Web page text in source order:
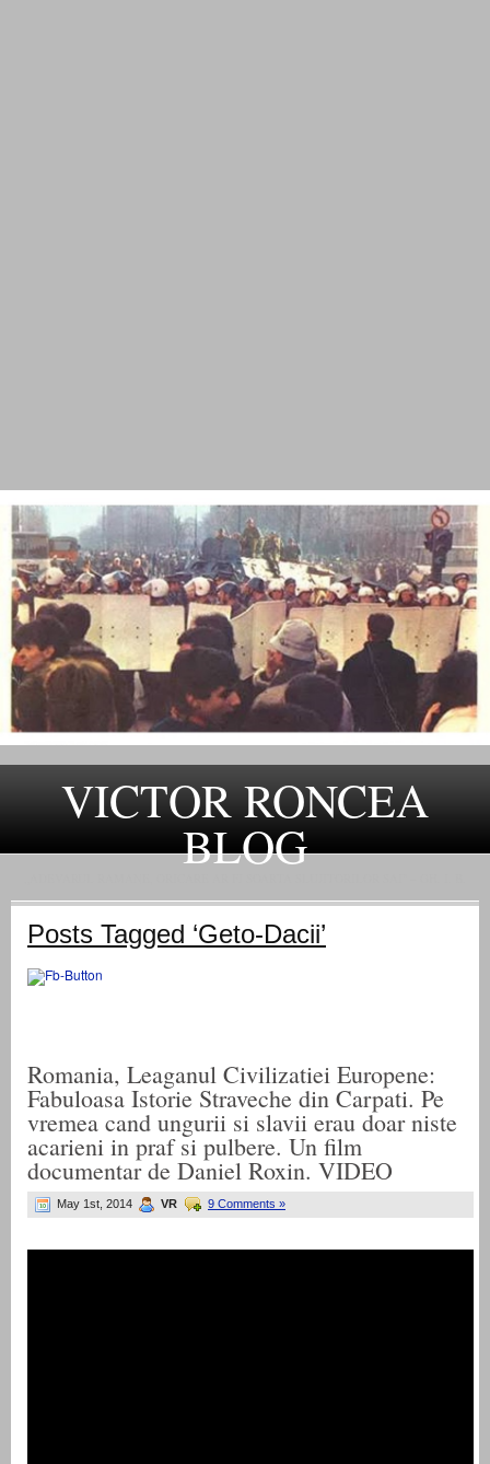
VICTOR RONCEA
BLOG
Posts Tagged ‘Geto-Dacii’
Romania, Leaganul Civilizatiei Europene:
Fabuloasa Istorie Straveche din Carpati. Pe
vremea cand ungurii si slavii erau doar niste
acarieni in praf si pulbere. Un film
documentar de Daniel Roxin. VIDEO
May 1st, 2014 VR 9 Comments »